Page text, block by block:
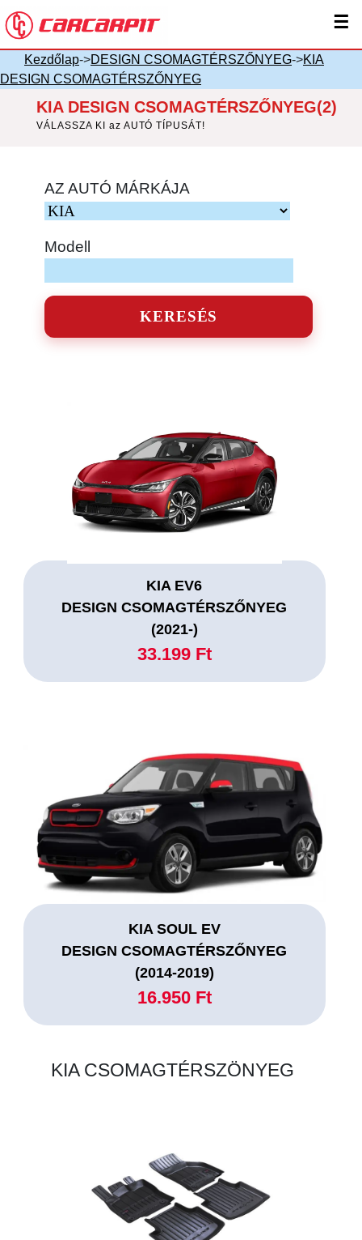
☰
Kezdőlap->DESIGN CSOMAGTÉRSZŐNYEG->KIA
DESIGN CSOMAGTÉRSZŐNYEG
KIA DESIGN CSOMAGTÉRSZŐNYEG(2)
VÁLASSZA KI az AUTÓ TÍPUSÁT!
AZ AUTÓ MÁRKÁJA
Modell
KERESÉS
KIA EV6
DESIGN CSOMAGTÉRSZŐNYEG
(2021-)
33.199 Ft
KIA SOUL EV
DESIGN CSOMAGTÉRSZŐNYEG
(2014-2019)
16.950 Ft
KIA CSOMAGTÉRSZÖNYEG